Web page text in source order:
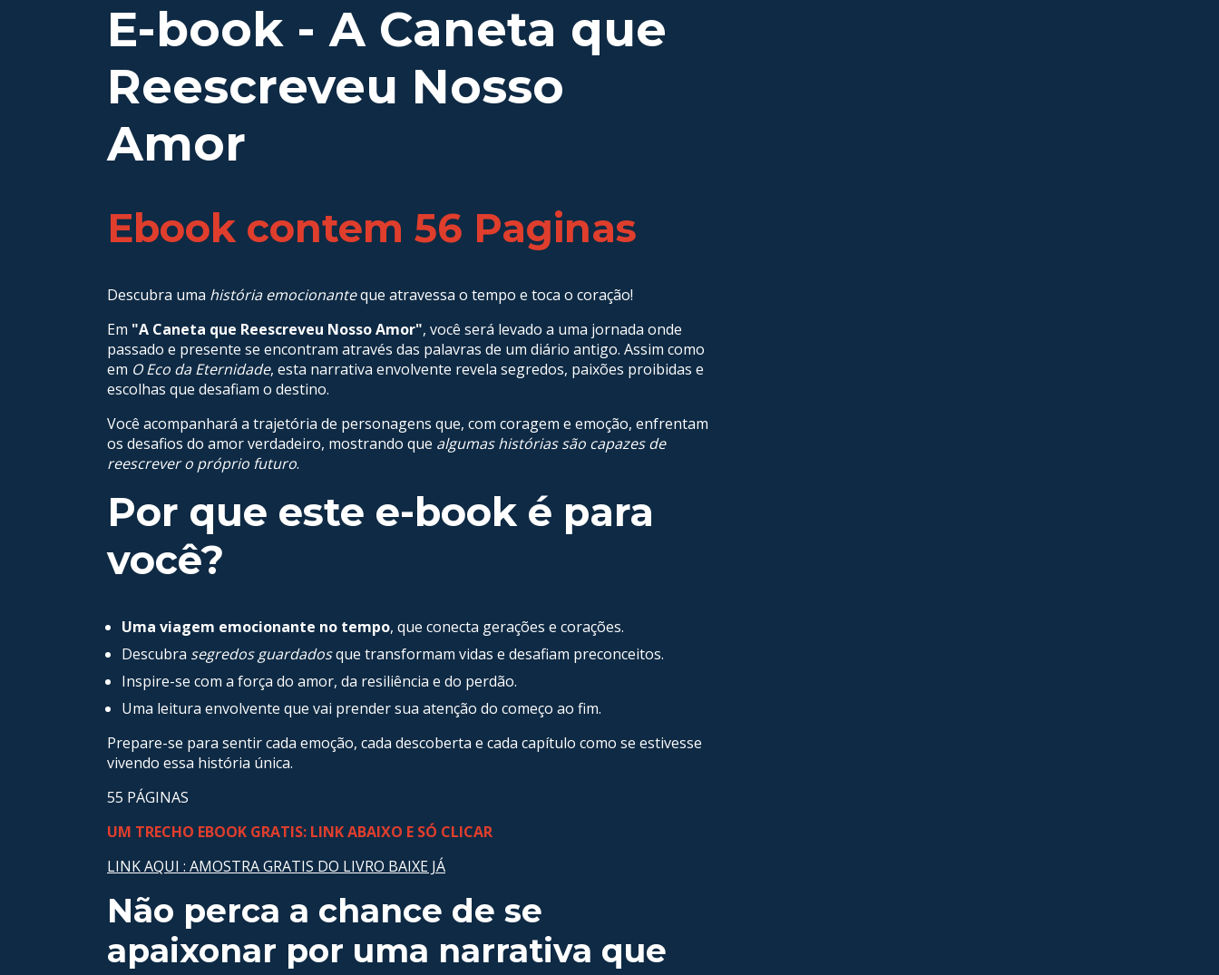
E-book - A Caneta que
Reescreveu Nosso
Amor
Ebook contem 56 Paginas
Descubra uma história emocionanteque atravessa o tempo e toca o coração!
Em "A Caneta que Reescreveu Nosso Amor", você será levado a uma jornada onde
passado e presente se encontram através das palavras de um diário antigo. Assim como
em O Eco da Eternidade, esta narrativa envolvente revela segredos, paixões proibidas e
escolhas que desafiam o destino.
Você acompanhará a trajetória de personagens que, com coragem e emoção, enfrentam
os desafios do amor verdadeiro, mostrando que algumas histórias são capazes de
reescrever o próprio futuro.
Por que este e-book é para
você?
Uma viagem emocionante no tempo, que conecta gerações e corações.
Descubra segredos guardadosque transformam vidas e desafiam preconceitos.
Inspire-se com a força do amor, da resiliência e do perdão.
Uma leitura envolvente que vai prender sua atenção do começo ao fim.
Prepare-se para sentir cada emoção, cada descoberta e cada capítulo como se estivesse
vivendo essa história única.
55 PÁGINAS
UM TRECHO EBOOK GRATIS: LINK ABAIXO E SÓ CLICAR
LINK AQUI : AMOSTRA GRATIS DO LIVRO BAIXE JÁ
Não perca a chance de se
apaixonar por uma narrativa que